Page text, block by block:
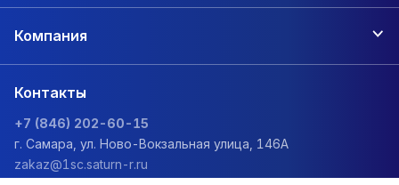
Компания
Контакты
+7 (846) 202-60-15
г. Самара, ул. Ново-Вокзальная улица, 146А
zakaz@1sc.saturn-r.ru